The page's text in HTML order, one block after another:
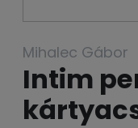
Mihalec Gábor
Intim